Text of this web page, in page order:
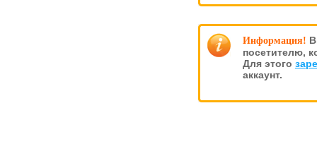
Информация!
посетителю,
Для этого
аккаунт.